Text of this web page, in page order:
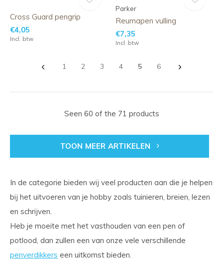
Cross Guard pengrip
€4,05
Incl. btw
Parker
Reumapen vulling
€7,35
Incl. btw
1 2 3 4 5 6
Seen 60 of the 71 products
TOON MEER ARTIKELEN
In de categorie bieden wij veel producten aan die je helpen
bij het uitvoeren van je hobby zoals tuinieren, breien, lezen
en schrijven.
Heb je moeite met het vasthouden van een pen of
potlood, dan zullen een van onze vele verschillende
penverdikkers een uitkomst bieden.